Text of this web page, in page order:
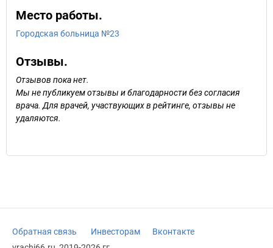
Место работы.
Городская больница №23
Отзывы.
Отзывов пока нет.
Мы не публикуем отзывы и благодарности без согласия
врача. Для врачей, участвующих в рейтинге, отзывы не
удаляются.
Обратная связь Инвесторам
Вконтакте